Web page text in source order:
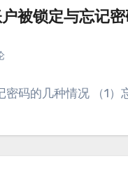
被锁定与忘记
码的几种情况 （1）